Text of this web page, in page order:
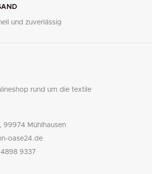
und zuverlässig
rund um die textile
99974 Mühlhausen
oase24.de
9337